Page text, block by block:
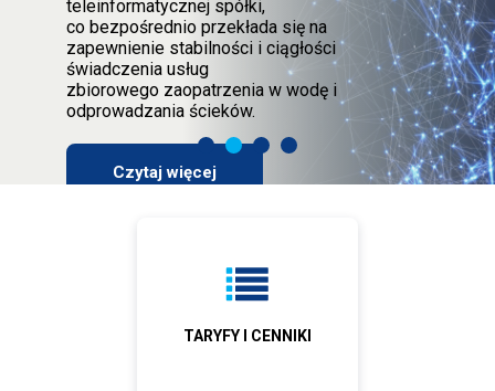
teleinformatycznej spółki,
co bezpośrednio przekłada się na
zapewnienie stabilności i ciągłości
świadczenia usług
zbiorowego zaopatrzenia w wodę i
odprowadzania ścieków.
Czytaj więcej
Slide
to
SlideSlideSlide
TARYFY I CENNIKI